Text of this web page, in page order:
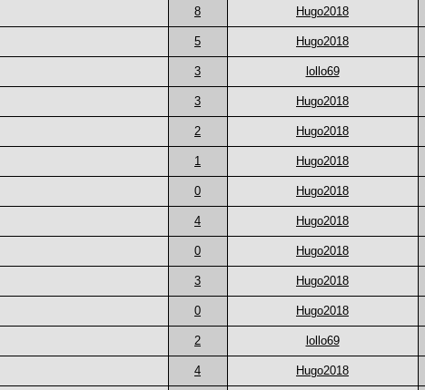
8 Hugo2018
5 Hugo2018
3 lollo69
3 Hugo2018
2 Hugo2018
1 Hugo2018
0 Hugo2018
4 Hugo2018
0 Hugo2018
3 Hugo2018
0 Hugo2018
2 lollo69
4 Hugo2018